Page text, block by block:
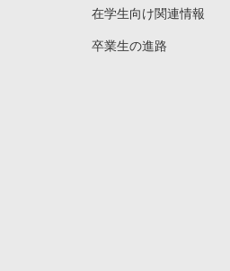
在学生向け関連情報
卒業生の進路